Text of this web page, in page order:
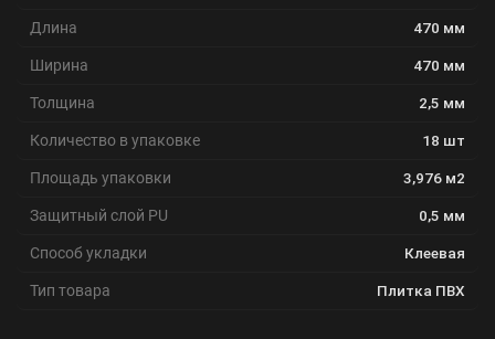
Длина 470 мм
Ширина 470 мм
Толщина 2,5 мм
Количество в упаковке 18 шт
Площадь упаковки 3,976 м2
Защитный слой PU 0,5 мм
Способ укладки Клеевая
Тип товара Плитка ПВХ